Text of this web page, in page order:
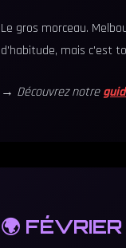
Le gros morceau.
d'habitude, mais c'est
→ Découvrez notre
🌍